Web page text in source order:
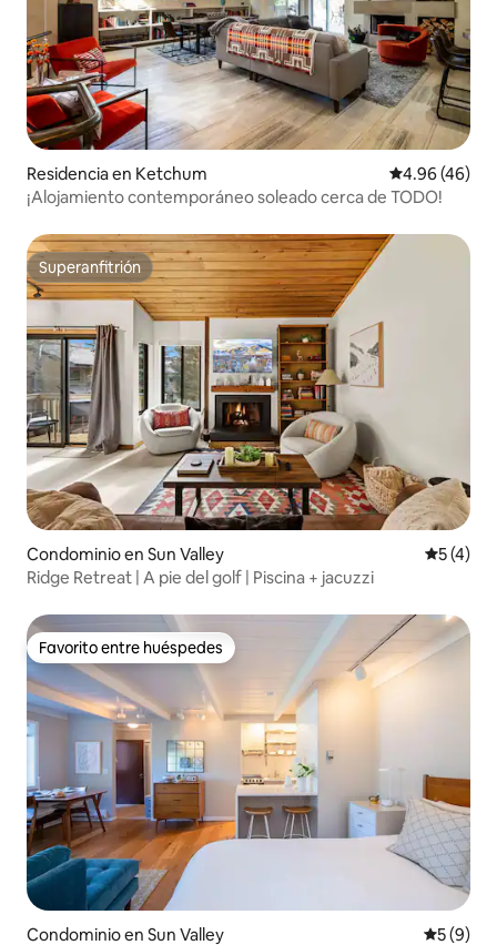
Residencia en Ketchum Calificación
4.96 (46)
¡Alojamiento contemporáneo soleado cerca de TODO!
Superanfitrión
Superanfitrión
Condominio en Sun Valley
5 (4)
Ridge Retreat | A pie del golf | Piscina + jacuzzi
Favorito entre huéspedes
Favorito entre huéspedes
Condominio en Sun Valley
5 (9)